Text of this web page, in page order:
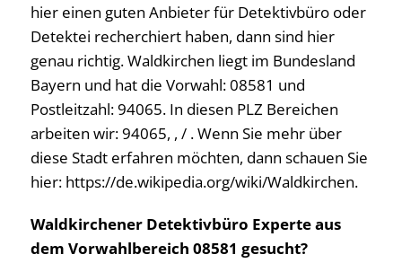
hier einen guten Anbieter für Detektivbüro oder
Detektei recherchiert haben, dann sind hier
genau richtig. Waldkirchen liegt im Bundesland
Bayern und hat die Vorwahl: 08581 und
Postleitzahl: 94065. In diesen PLZ Bereichen
arbeiten wir: 94065, , / . Wenn Sie mehr über
diese Stadt erfahren möchten, dann schauen Sie
hier: https://de.wikipedia.org/wiki/Waldkirchen.
Waldkirchener Detektivbüro Experte aus
dem Vorwahlbereich 08581 gesucht?